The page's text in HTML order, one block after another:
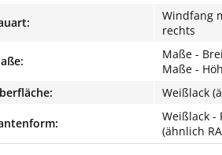
Windfang
rechts
Maße -
Maße -
Weißlack
Weißlack -
(ähnlich